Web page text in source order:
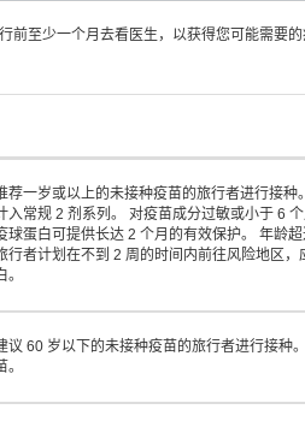
前至少一个月去看医生，以获得您可能需要
荐一岁或以上的未接种疫苗的旅行者进行接
入常规 2 剂系列。 对疫苗成分过敏或小于 6
球蛋白可提供长达 2 个月的有效保护。 年龄
行者计划在不到 2 周的时间内前往风险地区
。
议 60 岁以下的未接种疫苗的旅行者进行接种
。